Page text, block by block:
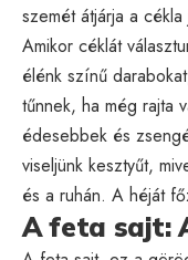
szemét átjárja a
Amikor céklát
élénk színű
tűnnek, ha még rajta
édesebbek és
viseljünk kesztyűt,
és a ruhán. A héját
A feta sajt: